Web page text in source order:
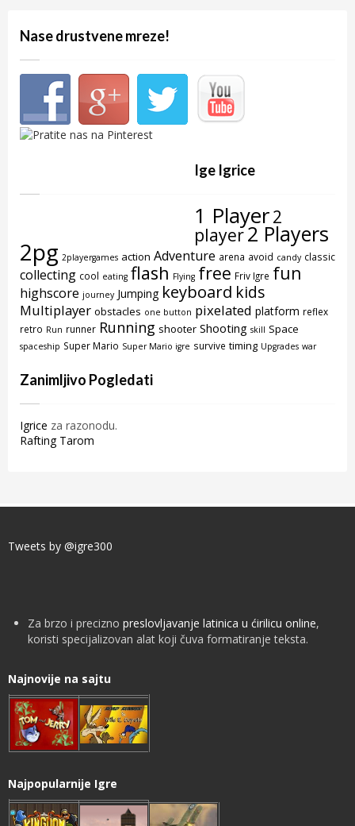
Nase drustvene mreze!
Ige Igrice
1 Player2
player2 Players
2pg 2playergames action Adventure arena avoid candy classic
collecting cool eating flash Flying free Friv Igre fun
highscore journey Jumping keyboard kids
Multiplayer obstacles one button pixelated platform reflex
retro Run runner Running shooter Shooting skill Space
spaceship Super Mario Super Mario igre survive timing Upgrades war
Zanimljivo Pogledati
Igrice za razonodu.
Rafting Tarom
Tweets by @igre300
Za brzo i precizno preslovljavanje latinica u ćirilicu online,
koristi specijalizovan alat koji čuva formatiranje teksta.
Najnovije na sajtu
Najpopularnije Igre